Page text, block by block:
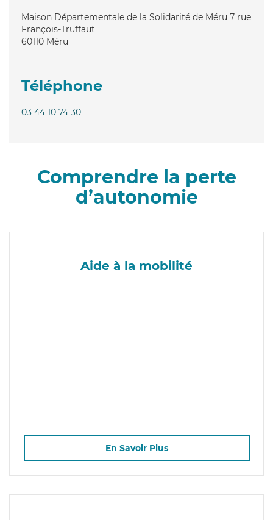
Maison Départementale de la Solidarité de Méru 7 rue
François-Truffaut
60110 Méru
Téléphone
03 44 10 74 30
Comprendre la perte
d’autonomie
Aide à la mobilité
En Savoir Plus